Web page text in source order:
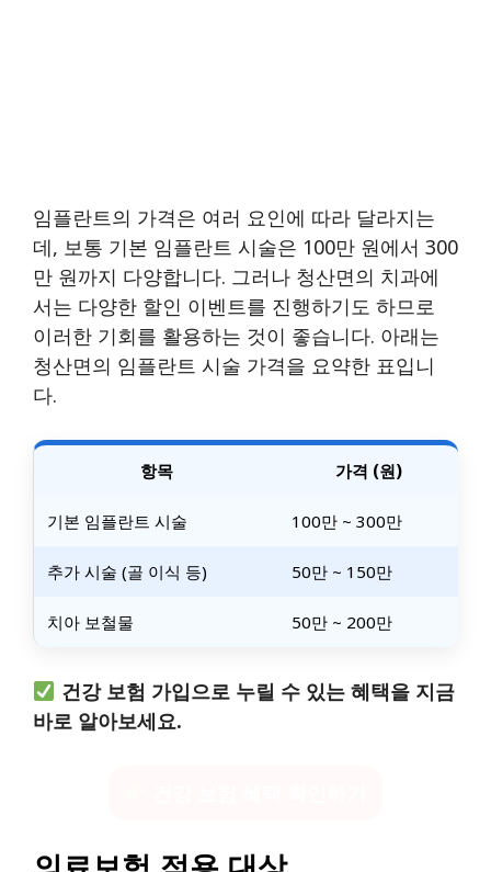
임플란트의 가격은 여러 요인에 따라 달라지는
데, 보통 기본 임플란트 시술은 100만 원에서 300
만 원까지 다양합니다. 그러나 청산면의 치과에
서는 다양한 할인 이벤트를 진행하기도 하므로
이러한 기회를 활용하는 것이 좋습니다. 아래는
청산면의 임플란트 시술 가격을 요약한 표입니
다.
항목 가격 (원)
기본 임플란트 시술 100만 ~ 300만
추가 시술 (골 이식 등) 50만 ~ 150만
치아 보철물 50만 ~ 200만
건강 보험 가입으로 누릴 수 있는 혜택을 지금
바로 알아보세요.